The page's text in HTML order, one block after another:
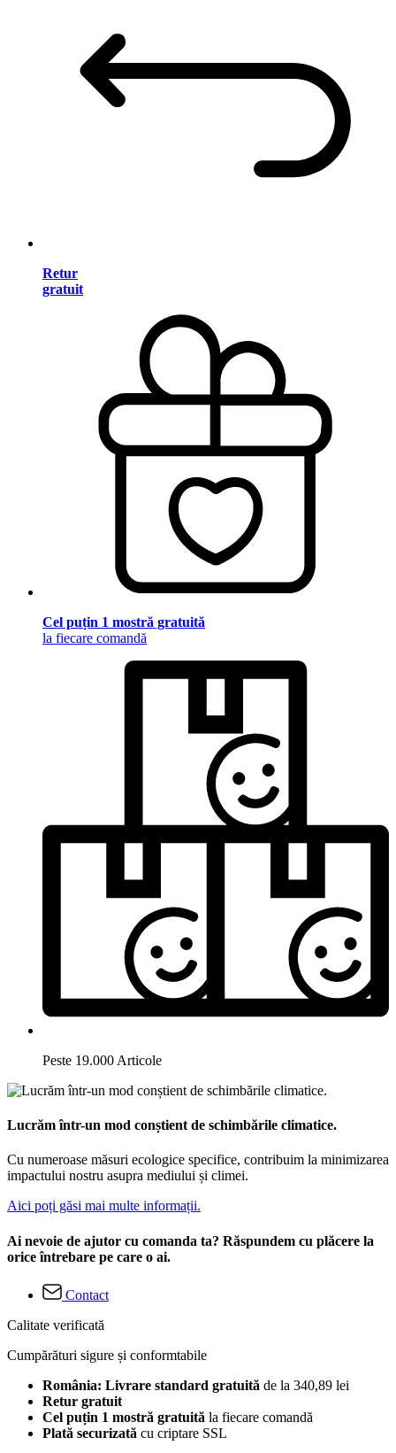
Retur
gratuit
Cel puțin 1 mostră gratuită
la fiecare comandă
Peste 19.000 Articole
Lucrăm într-un mod conștient de schimbările climatice.
Cu numeroase măsuri ecologice specifice, contribuim la minimizarea
impactului nostru asupra mediului și climei.
Aici poți găsi mai multe informații.
Ai nevoie de ajutor cu comanda ta? Răspundem cu plăcere la
orice întrebare pe care o ai.
Contact
Calitate verificată
Cumpărături sigure și conformtabile
România: Livrare standard gratuită de la 340,89 lei
Retur gratuit
Cel puțin 1 mostră gratuită la fiecare comandă
Plată securizată cu criptare SSL